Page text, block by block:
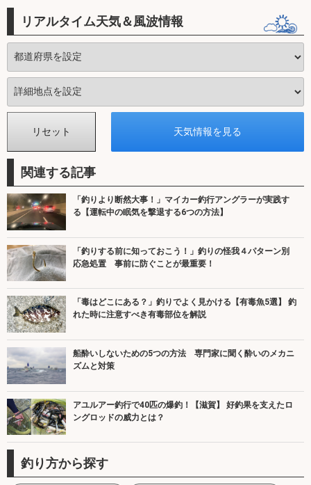
リアルタイム天気＆風波情報
関連する記事
「釣りより断然大事！」マイカー釣行アングラーが実践す
る【運転中の眠気を撃退する6つの方法】
「釣りする前に知っておこう！」釣りの怪我４パターン別
応急処置 事前に防ぐことが最重要！
「毒はどこにある？」釣りでよく見かける【有毒魚5選】 釣
れた時に注意すべき有毒部位を解説
船酔いしないための5つの方法 専門家に聞く酔いのメカニ
ズムと対策
アユルアー釣行で40匹の爆釣！【滋賀】 好釣果を支えたロ
ングロッドの威力とは？
釣り方から探す